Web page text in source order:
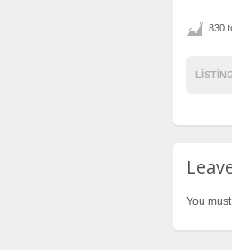
830
You